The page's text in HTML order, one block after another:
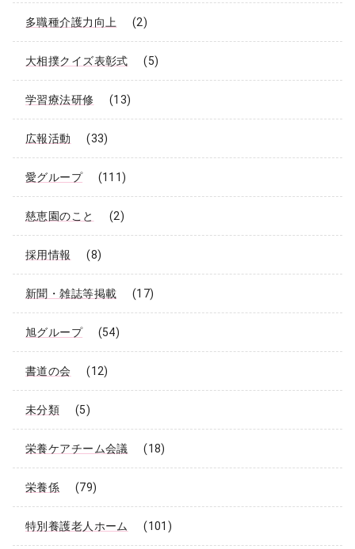
多職種介護力向上 (2)
大相撲クイズ表彰式 (5)
学習療法研修 (13)
広報活動 (33)
愛グループ (111)
慈恵園のこと (2)
採用情報 (8)
新聞・雑誌等掲載 (17)
旭グループ (54)
書道の会 (12)
未分類 (5)
栄養ケアチーム会議 (18)
栄養係 (79)
特別養護老人ホーム (101)